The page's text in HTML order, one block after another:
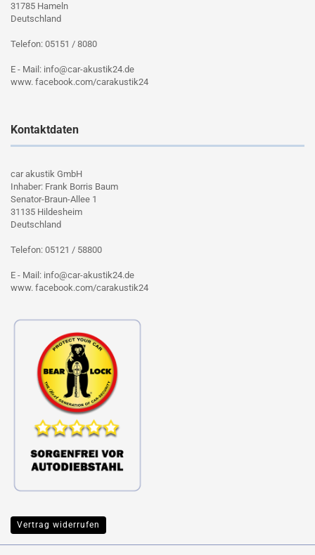
31785 Hameln
Deutschland
Telefon: 05151 / 8080
E - Mail: info@car-akustik24.de
www. facebook.com/carakustik24
Kontaktdaten
car akustik GmbH
Inhaber: Frank Borris Baum
Senator-Braun-Allee 1
31135 Hildesheim
Deutschland
Telefon: 05121 / 58800
E - Mail: info@car-akustik24.de
www. facebook.com/carakustik24
Vertrag widerrufen